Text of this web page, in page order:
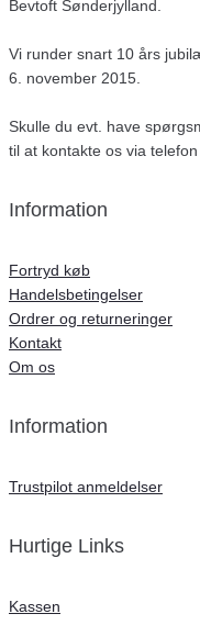
Bevtoft Sønderjylland.
Vi runder snart 10 års
6. november 2015.
Skulle du evt. have
til at kontakte os via telefon
Information
Fortryd køb
Handelsbetingelser
Ordrer og returneringer
Kontakt
Om os
Information
Trustpilot anmeldelser
Hurtige Links
Kassen